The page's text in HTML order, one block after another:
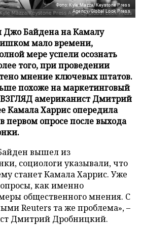
Фото: Kyle Mazza/Keystone Press
Agency/Global Look Press
Байдена на Камалу
мало времени,
мере успели осознать
того, при проведении
мнение ключевых штатов.
похоже на маркетинговый
ВЗГЛЯД американист Дмитрий
Камала Харрис опередила
первом опросе после выхода
вышел из
социологи указывали, что
станет Камала Харрис. Уже
как именно
общественного мнения. С
Reuters та же проблема», –
Дмитрий Дробницкий.